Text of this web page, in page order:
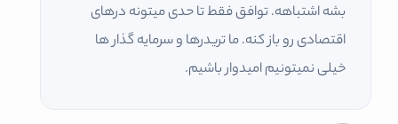
بشه اشتباهه. توافق فقط تا حدی میتونه درهای
اقتصادی رو باز کنه. ما تریدرها و سرمایه گذار ها
خیلی نمیتونیم امیدوار باشیم.